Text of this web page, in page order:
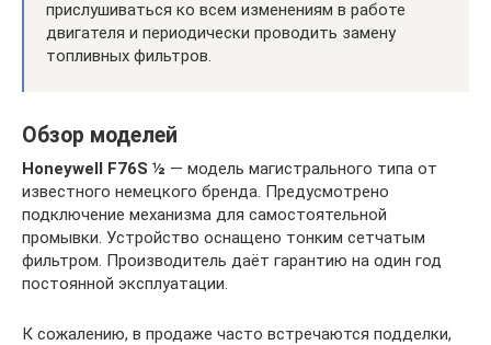
прислушиваться ко всем изменениям в работе
двигателя и периодически проводить замену
топливных фильтров.
Обзор моделей
Honeywell F76S ½ — модель магистрального типа от
известного немецкого бренда. Предусмотрено
подключение механизма для самостоятельной
промывки. Устройство оснащено тонким сетчатым
фильтром. Производитель даёт гарантию на один год
постоянной эксплуатации.
К сожалению, в продаже часто встречаются подделки,